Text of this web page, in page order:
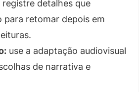
registre detalhes que
para retomar depois em
use a adaptação audiovisual
de narrativa e